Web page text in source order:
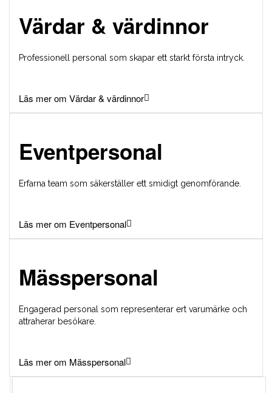
Värdar & värdinnor
Professionell personal som skapar ett starkt första intryck.
Läs mer om Värdar & värdinnor
Eventpersonal
Erfarna team som säkerställer ett smidigt genomförande.
Läs mer om Eventpersonal
Mässpersonal
Engagerad personal som representerar ert varumärke och
attraherar besökare.
Läs mer om Mässpersonal